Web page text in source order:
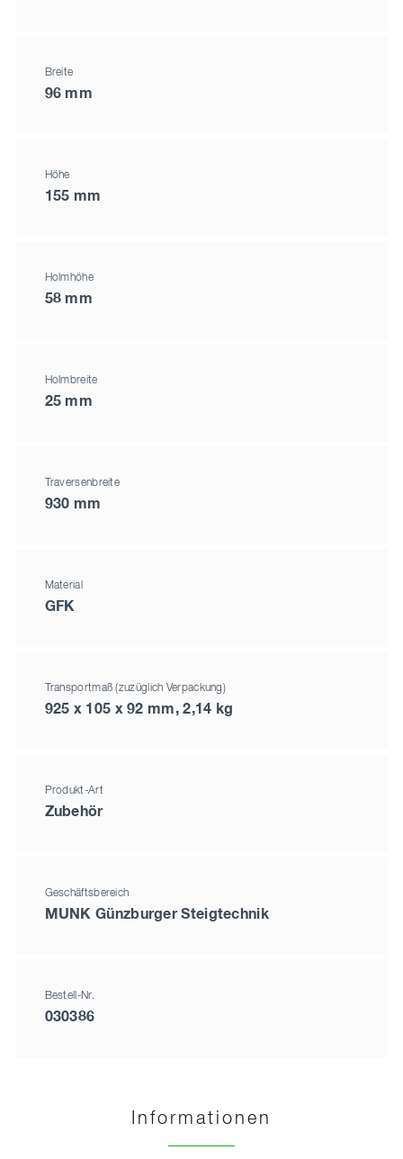
Breite
96 mm
Höhe
155 mm
Holmhöhe
58 mm
Holmbreite
25 mm
Traversenbreite
930 mm
Material
GFK
Transportmaß (zuzüglich Verpackung)
925 x 105 x 92 mm, 2,14 kg
Produkt-Art
Zubehör
Geschäftsbereich
MUNK Günzburger Steigtechnik
Bestell-Nr.
030386
Informationen